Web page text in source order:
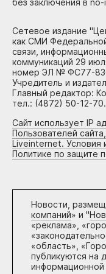
без заключения в
Сетевое издание
как СМИ
связи,
коммуникаций 29
номер ЭЛ № ФС77-
Учредитель и
Главный редактор:
тел.: (4872) 50-12-70.
Сайт использует IP
Пользователей
Liveinternet. Условия
Политике по защите
Новости,
компаний» и "
«реклама»,
«область»,
публикуются на
информационной